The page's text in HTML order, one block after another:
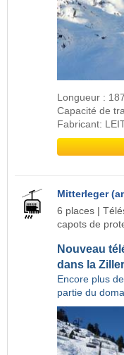
Longueur :
Capacité de
Fabricant:
Mitterleger
6 places |
capots de
Nouveau
dans la
Encore plus
partie du